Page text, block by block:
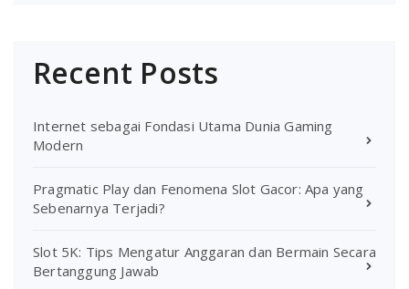
Recent Posts
Internet sebagai Fondasi Utama Dunia Gaming
Modern
Pragmatic Play dan Fenomena Slot Gacor: Apa yang
Sebenarnya Terjadi?
Slot 5K: Tips Mengatur Anggaran dan Bermain Secara
Bertanggung Jawab